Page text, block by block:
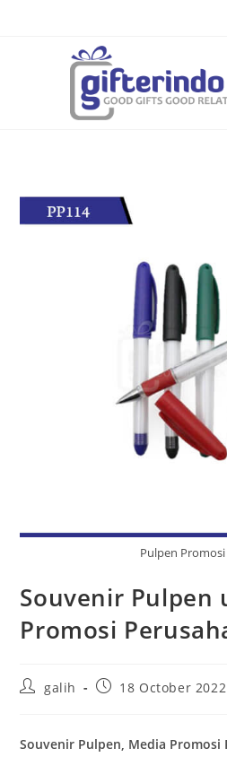
Pulpen
Souvenir Pulpen
Promosi
galih 18 October 2022
Souvenir Pulpen, Media Promosi